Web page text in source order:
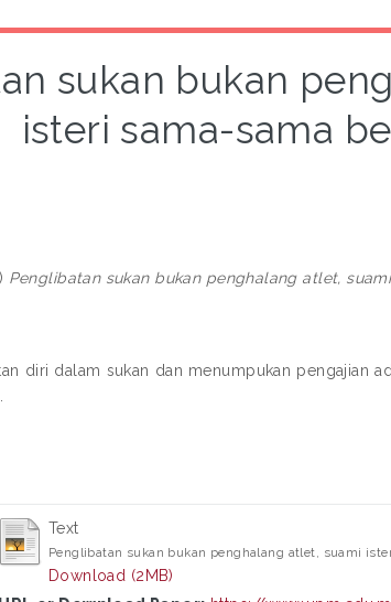
sukan bukan
isteri sama-sama
Penglibatan sukan bukan penghalang atlet,
diri dalam sukan dan menumpukan pengajian
Text
Penglibatan sukan bukan penghalang atlet, suami
Download (2MB)